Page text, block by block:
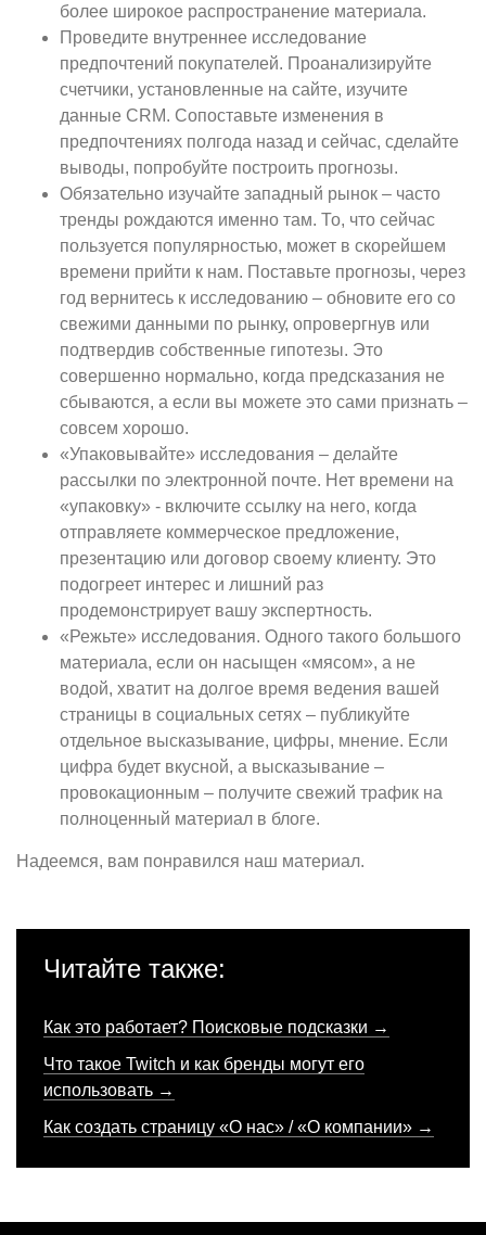
более широкое распространение материала.
Проведите внутреннее исследование
предпочтений покупателей. Проанализируйте
счетчики, установленные на сайте, изучите
данные CRM. Сопоставьте изменения в
предпочтениях полгода назад и сейчас, сделайте
выводы, попробуйте построить прогнозы.
Обязательно изучайте западный рынок – часто
тренды рождаются именно там. То, что сейчас
пользуется популярностью, может в скорейшем
времени прийти к нам. Поставьте прогнозы, через
год вернитесь к исследованию – обновите его со
свежими данными по рынку, опровергнув или
подтвердив собственные гипотезы. Это
совершенно нормально, когда предсказания не
сбываются, а если вы можете это сами признать –
совсем хорошо.
«Упаковывайте» исследования – делайте
рассылки по электронной почте. Нет времени на
«упаковку» - включите ссылку на него, когда
отправляете коммерческое предложение,
презентацию или договор своему клиенту. Это
подогреет интерес и лишний раз
продемонстрирует вашу экспертность.
«Режьте» исследования. Одного такого большого
материала, если он насыщен «мясом», а не
водой, хватит на долгое время ведения вашей
страницы в социальных сетях – публикуйте
отдельное высказывание, цифры, мнение. Если
цифра будет вкусной, а высказывание –
провокационным – получите свежий трафик на
полноценный материал в блоге.
Надеемся, вам понравился наш материал.
Читайте также:
Как это работает? Поисковые подсказки →
Что такое Twitch и как бренды могут его
использовать →
Как создать страницу «О нас» / «О компании» →